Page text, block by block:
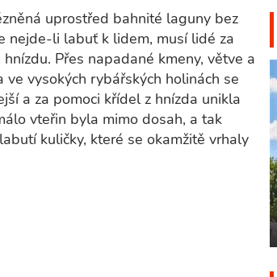
uprostřed bahnité laguny bez
nejde-li labuť k lidem, musí lidé za
Přes napadané kmeny, větve a
vysokých rybářských holinách se
a za pomoci křídel z hnízda unikla
vteřin byla mimo dosah, a tak
kuličky, které se okamžitě vrhaly